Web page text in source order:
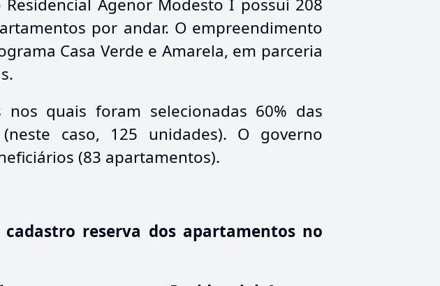
Agenor Modesto I possui 208
por andar. O empreendimento
Casa Verde e Amarela, em parceria
quais foram selecionadas 60% das
caso, 125 unidades). O governo
(83 apartamentos).
reserva dos apartamentos no